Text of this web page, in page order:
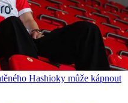
Hashioky může kápnout